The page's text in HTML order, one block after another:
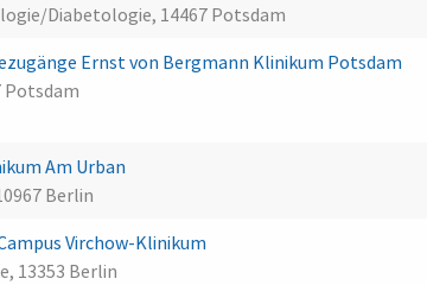
Diabetologie, 14467 Potsdam
Ernst von Bergmann Klinikum Potsdam
Potsdam
Am Urban
Berlin
Virchow-Klinikum
13353 Berlin